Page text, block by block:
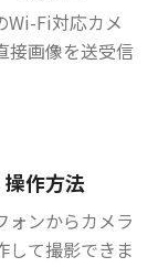
Wi-Fi対応カメ
接画像を送受信
作方法
ォンからカメラ
して撮影できま